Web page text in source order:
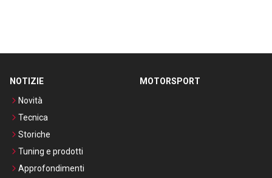
NOTIZIE
Novità
Tecnica
Storiche
Tuning e prodotti
Approfondimenti
MOTORSPORT